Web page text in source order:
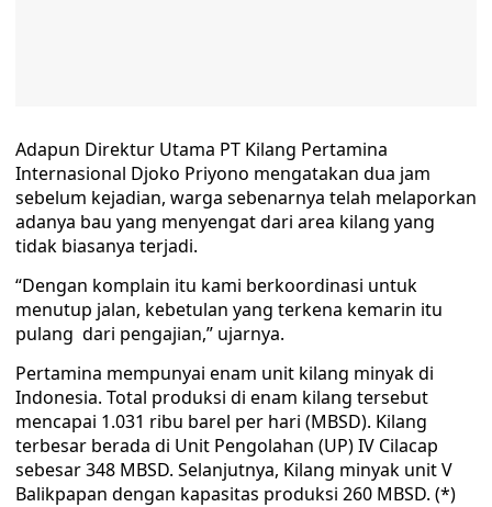
Adapun Direktur Utama PT Kilang Pertamina
Internasional Djoko Priyono mengatakan dua jam
sebelum kejadian, warga sebenarnya telah melaporkan
adanya bau yang menyengat dari area kilang yang
tidak biasanya terjadi.
“Dengan komplain itu kami berkoordinasi untuk
menutup jalan, kebetulan yang terkena kemarin itu
pulang dari pengajian,” ujarnya.
Pertamina mempunyai enam unit kilang minyak di
Indonesia. Total produksi di enam kilang tersebut
mencapai 1.031 ribu barel per hari (MBSD). Kilang
terbesar berada di Unit Pengolahan (UP) IV Cilacap
sebesar 348 MBSD. Selanjutnya, Kilang minyak unit V
Balikpapan dengan kapasitas produksi 260 MBSD. (*)